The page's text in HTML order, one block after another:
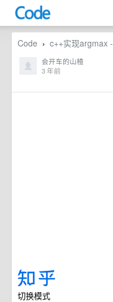
Code › c++实现argmax -
会开车的山楂
3 年前
切换模式